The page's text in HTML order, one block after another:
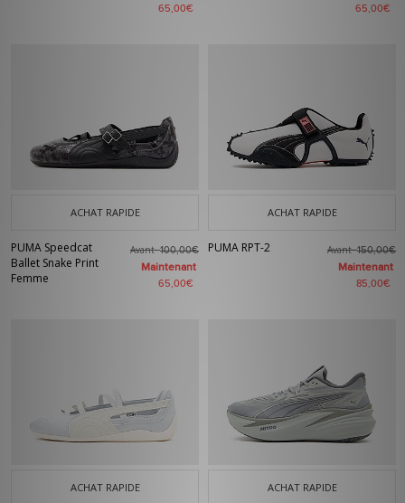
65,00€ 65,00€
ACHAT RAPIDE
PUMA Speedcat
Ballet Snake Print
Femme
Avant100,00€
Maintenant
65,00€
ACHAT RAPIDE
PUMA RPT-2 Avant150,00€
Maintenant
85,00€
ACHAT RAPIDE ACHAT RAPIDE